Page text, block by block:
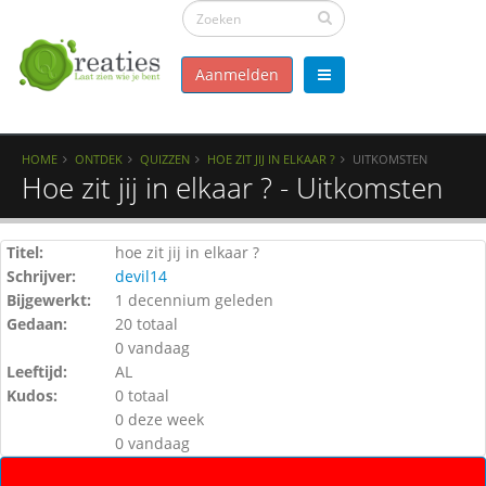
Aanmelden
HOME ONTDEK QUIZZEN HOE ZIT JIJ IN ELKAAR ? UITKOMSTEN
Hoe zit jij in elkaar ? - Uitkomsten
Titel:
hoe zit jij in elkaar ?
Schrijver:
devil14
Bijgewerkt:
1 decennium geleden
Gedaan:
20 totaal
0 vandaag
Leeftijd:
AL
Kudos:
0 totaal
0 deze week
0 vandaag